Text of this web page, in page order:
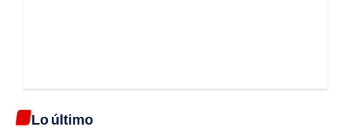
Lo último